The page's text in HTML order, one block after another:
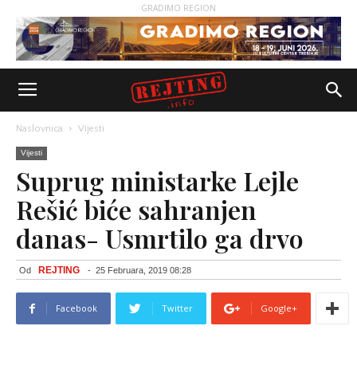
GRADIMO REGION
Naslovnica Vijesti
Vijesti
Suprug ministarke Lejle
Rešić biće sahranjen
danas- Usmrtilo ga drvo
Od REJTING - 25 Februara, 2019 08:28
Facebook Twitter Google+